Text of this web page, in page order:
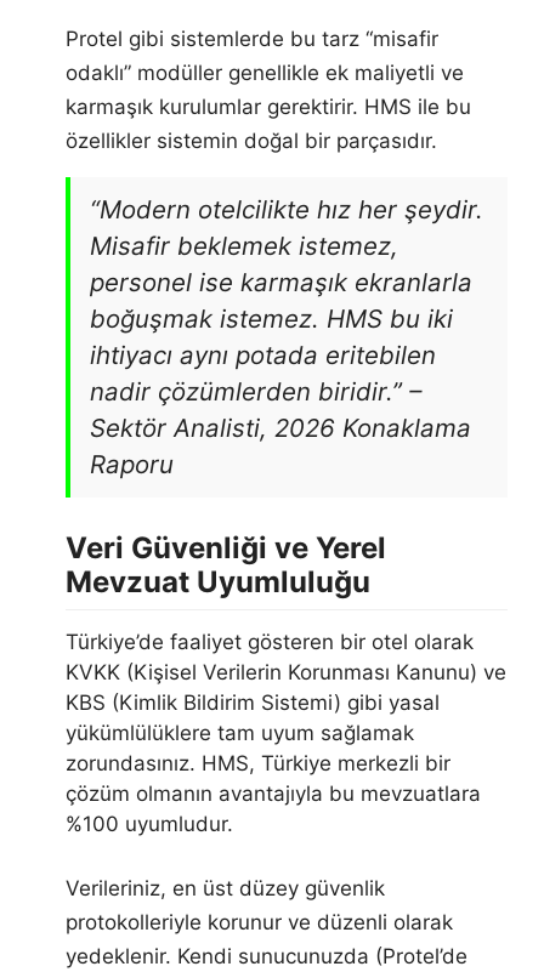
Protel gibi sistemlerde bu tarz “misafir
odaklı” modüller genellikle ek maliyetli ve
karmaşık kurulumlar gerektirir. HMS ile bu
özellikler sistemin doğal bir parçasıdır.
“Modern otelcilikte hız her şeydir.
Misafir beklemek istemez,
personel ise karmaşık ekranlarla
boğuşmak istemez. HMS bu iki
ihtiyacı aynı potada eritebilen
nadir çözümlerden biridir.” –
Sektör Analisti, 2026 Konaklama
Raporu
Veri Güvenliği ve Yerel
Mevzuat Uyumluluğu
Türkiye’de faaliyet gösteren bir otel olarak
KVKK (Kişisel Verilerin Korunması Kanunu) ve
KBS (Kimlik Bildirim Sistemi) gibi yasal
yükümlülüklere tam uyum sağlamak
zorundasınız. HMS, Türkiye merkezli bir
çözüm olmanın avantajıyla bu mevzuatlara
%100 uyumludur.
Verileriniz, en üst düzey güvenlik
protokolleriyle korunur ve düzenli olarak
yedeklenir. Kendi sunucunuzda (Protel’de